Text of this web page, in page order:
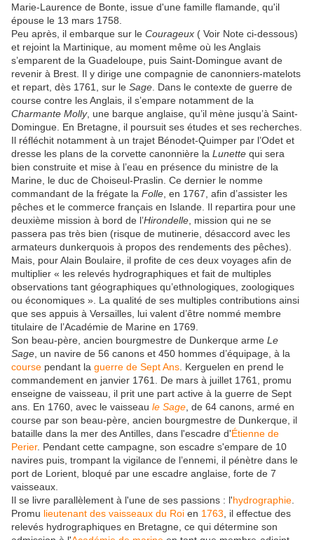
Marie-Laurence de Bonte, issue d'une famille flamande, qu'il
épouse le 13 mars 1758
Peu après, il embarque sur le Courageux ( Voir Note ci-dessous)
et rejoint la Martinique, au moment même où les Anglais
s’emparent de la Guadeloupe, puis Saint-Domingue avant de
revenir à Brest. Il y dirige une compagnie de canonniers-matelots
et repart, dès 1761, sur le Sage . Dans le contexte de guerre de
course contre les Anglais, il s’empare notamment de la
Charmante Molly, une barque anglaise, qu’il mène jusqu’à Saint-
Domingue. En Bretagne, il poursuit ses études et ses recherches.
Il réfléchit notamment à un trajet Bénodet-Quimper par l’Odet et
dresse les plans de la corvette canonnière la Lunette qui sera
bien construite et mise à l’eau en présence du ministre de la
Marine, le duc de Choiseul-Praslin. Ce dernier le nomme
commandant de la frégate la Folle , en 1767, afin d’assister les
pêches et le commerce français en Islande. Il repartira pour une
deuxième mission à bord de l’Hirondelle , mission qui ne se
passera pas très bien (risque de mutinerie, désaccord avec les
armateurs dunkerquois à propos des rendements des pêches).
Mais, pour Alain Boulaire, il profite de ces deux voyages afin de
multiplier « les relevés hydrographiques et fait de multiples
observations tant géographiques qu’ethnologiques, zoologiques
ou économiques ». La qualité de ses multiples contributions ainsi
que ses appuis à Versailles, lui valent d’être nommé membre
titulaire de l’Académie de Marine en 1769.
Son beau-père, ancien bourgmestre de Dunkerque arme Le
Sage , un navire de 56 canons et 450 hommes d’équipage, à la
course pendant la guerre de Sept Ans . Kerguelen en prend le
commandement en janvier 1761 . De mars à juillet 1761
, promu
enseigne de vaisseau, il prit une part active à la guerre de Sept
ans. En 1760, avec le vaisseau le Sage , de 64 canons, armé en
course par son beau-père, ancien bourgmestre de Dunkerque, il
bataille dans la mer des Antilles, dans l'escadre d'Étienne de
Perier. Pendant cette campagne, son escadre s'empare de 10
navires puis, trompant la vigilance de l’ennemi, il pénètre dans le
port de Lorient, bloqué par une escadre anglaise, forte de 7
vaisseaux.
Il se livre parallèlement à l'une de ses passions : l'hydrographie
Promu lieutenant des vaisseaux du Roi en 1763 , il effectue des
relevés hydrographiques en Bretagne, ce qui détermine son